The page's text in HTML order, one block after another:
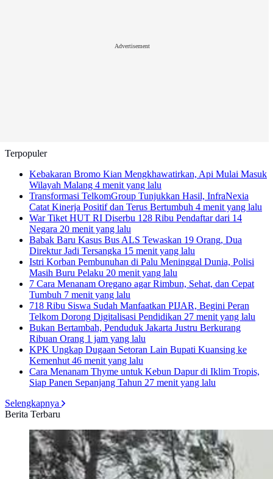
Advertisement
Terpopuler
Kebakaran Bromo Kian Mengkhawatirkan, Api Mulai Masuk
Wilayah Malang 4 menit yang lalu
Transformasi TelkomGroup Tunjukkan Hasil, InfraNexia
Catat Kinerja Positif dan Terus Bertumbuh 4 menit yang lalu
War Tiket HUT RI Diserbu 128 Ribu Pendaftar dari 14
Negara 20 menit yang lalu
Babak Baru Kasus Bus ALS Tewaskan 19 Orang, Dua
Direktur Jadi Tersangka 15 menit yang lalu
Istri Korban Pembunuhan di Palu Meninggal Dunia, Polisi
Masih Buru Pelaku 20 menit yang lalu
7 Cara Menanam Oregano agar Rimbun, Sehat, dan Cepat
Tumbuh 7 menit yang lalu
718 Ribu Siswa Sudah Manfaatkan PIJAR, Begini Peran
Telkom Dorong Digitalisasi Pendidikan 27 menit yang lalu
Bukan Bertambah, Penduduk Jakarta Justru Berkurang
Ribuan Orang 1 jam yang lalu
KPK Ungkap Dugaan Setoran Lain Bupati Kuansing ke
Kemenhut46 menit yang lalu
Cara Menanam Thyme untuk Kebun Dapur di Iklim Tropis,
Siap Panen Sepanjang Tahun 27 menit yang lalu
Selengkapnya
Berita Terbaru